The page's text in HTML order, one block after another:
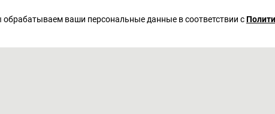
службой по надзору в сфере связи, информационных технологий и
ваши персональные данные в соответствии с